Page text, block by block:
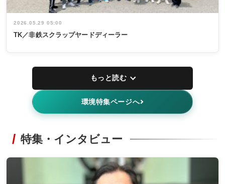
2026.05.29 05:00
TK／非鉄スクラップヤードディーラー
もっと読む
環境特集ページへ
特集・インタビュー